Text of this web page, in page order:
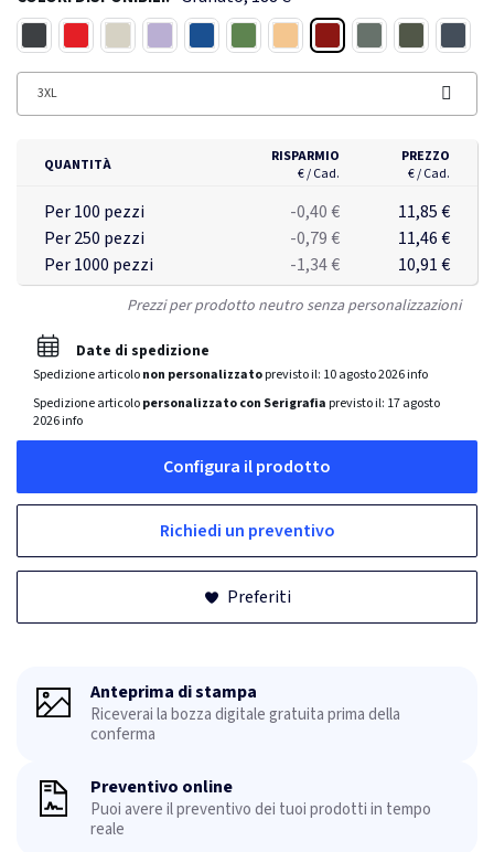
una taglia M.
3XL
QUANTITÀ
RISPARMIO
€ / Cad.
PREZZO
€ / Cad.
Per 100 pezzi -0,40 €
11,85 €
Per 250 pezzi
-0,79 €
11,46 €
Per 1000 pezzi
-1,34 € 10,91 €
Prezzi per prodotto neutro senza personalizzazioni
Date di spedizione
Spedizione articolonon personalizzatoprevisto il: 10 agosto 2026info
Spedizione articolopersonalizzato con Serigrafia previsto il: 17 agosto
2026info
Configura il prodotto
Richiedi un preventivo
Preferiti
Anteprima di stampa
Riceverai la bozza digitale gratuita prima della
conferma
Preventivo online
Puoi avere il preventivo dei tuoi prodotti in tempo
reale